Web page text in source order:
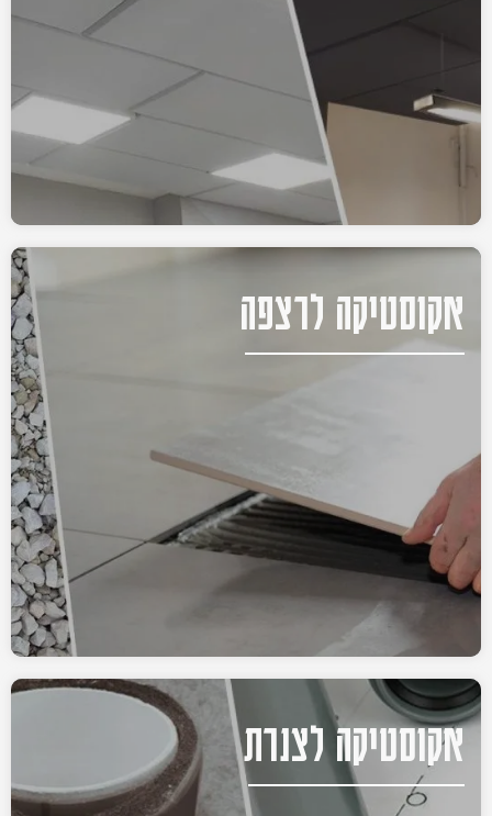
אקוסטיקה לרצפה
אקוסטיקה לצנרת